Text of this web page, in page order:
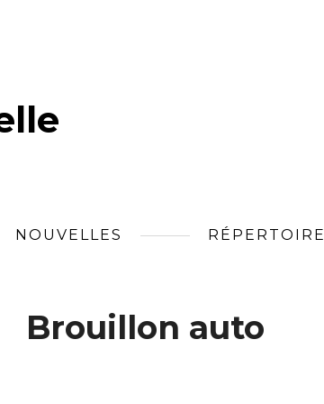
NOUVELLES RÉPERTOIRE
Brouillon auto